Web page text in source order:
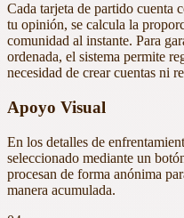
Cada tarjeta de partido cuenta
tu opinión, se calcula la
comunidad al instante. Para
ordenada, el sistema permite
necesidad de crear cuentas ni
Apoyo Visual
En los detalles de
seleccionado mediante un
procesan de forma anónima
manera acumulada.